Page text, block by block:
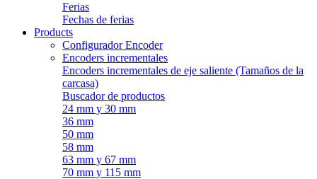
Ferias
Fechas de ferias
Products
Configurador Encoder
Encoders incrementales
Encoders incrementales de eje saliente (Tamaños de la
carcasa)
Buscador de productos
24 mm y 30 mm
36 mm
50 mm
58 mm
63 mm y 67 mm
70 mm y 115 mm